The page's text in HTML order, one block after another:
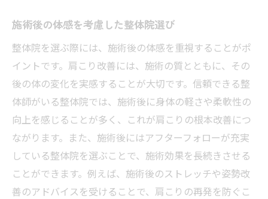
施術後の体感を考慮した整体院選び
整体院を選ぶ際には、施術後の体感を重視することがポ
イントです。肩こり改善には、施術の質とともに、その
後の体の変化を実感することが大切です。信頼できる整
体師がいる整体院では、施術後に身体の軽さや柔軟性の
向上を感じることが多く、これが肩こりの根本改善につ
ながります。また、施術後にはアフターフォローが充実
している整体院を選ぶことで、施術効果を長続きさせる
ことができます。例えば、施術後のストレッチや姿勢改
善のアドバイスを受けることで、肩こりの再発を防ぐこ